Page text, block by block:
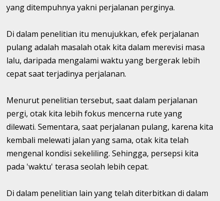
yang ditempuhnya yakni perjalanan perginya.
Di dalam penelitian itu menujukkan, efek perjalanan
pulang adalah masalah otak kita dalam merevisi masa
lalu, daripada mengalami waktu yang bergerak lebih
cepat saat terjadinya perjalanan.
Menurut penelitian tersebut, saat dalam perjalanan
pergi, otak kita lebih fokus mencerna rute yang
dilewati. Sementara, saat perjalanan pulang, karena kita
kembali melewati jalan yang sama, otak kita telah
mengenal kondisi sekeliling. Sehingga, persepsi kita
pada 'waktu' terasa seolah lebih cepat.
Di dalam penelitian lain yang telah diterbitkan di dalam